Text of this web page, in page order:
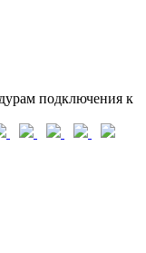
подключения к